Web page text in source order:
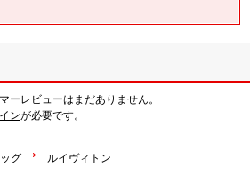
ーレビューはまだありません。
ンが必要です。
グ ルイヴィトン